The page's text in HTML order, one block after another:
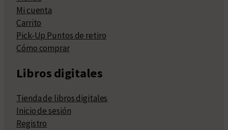
Mi cuenta
Carrito
Pick-Up Puntos de retiro
Cómo comprar
Libros digitales
Tienda de libros digitales
Inicio de sesión
Registro